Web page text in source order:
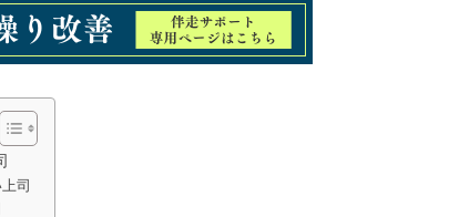
司